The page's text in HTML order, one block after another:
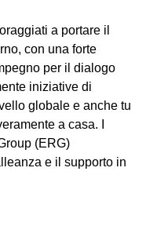
a portare il
con una forte
per il dialogo
iniziative di
globale e anche tu
a casa. I
(ERG)
e il supporto in